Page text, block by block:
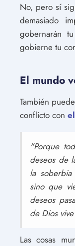
No, pero sí
demasiado
gobernarán
gobierne tu
El mundo
También
conflicto con
"Porque
deseos de
la
sino que
deseos
de Dios
Las cosas